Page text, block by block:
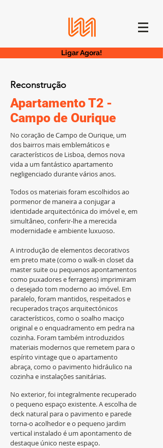
Ligar Agora!
Reconstrução
Apartamento T2 -
Campo de Ourique
No coração de Campo de Ourique, um
dos bairros mais emblemáticos e
característicos de Lisboa, demos nova
vida a um fantástico apartamento
negligenciado durante vários anos.
Todos os materiais foram escolhidos ao
pormenor de maneira a conjugar a
identidade arquitectónica do imóvel e, em
simultâneo, conferir-lhe a merecida
modernidade e ambiente luxuoso.
A introdução de elementos decorativos
em preto mate (como o walk-in closet da
master suite ou pequenos apontamentos
como puxadores e ferragens) imprimiram
o desejado tom moderno ao imóvel. Em
paralelo, foram mantidos, respeitados e
recuperados traços arquitectónicos
característicos, como o soalho maciço
original e o enquadramento em pedra na
cozinha. Foram também introduzidos
materiais modernos que remetem para o
espírito vintage que o apartamento
abraça, como o pavimento hidráulico na
cozinha e instalações sanitárias.
No exterior, foi integralmente recuperado
o pequeno espaço existente. A escolha de
deck natural para o pavimento e parede
torna-o acolhedor e o pequeno jardim
vertical instalado é um apontamento de
destaque único neste espaço.